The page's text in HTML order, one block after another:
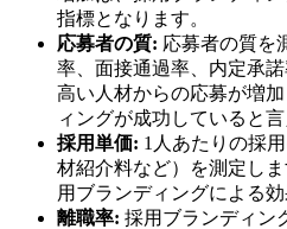
指標となります。
応募者の質: 応募者の質を
率、面接通過率、内定承
高い人材からの応募が増
ィングが成功していると言
採用単価: 1人あたりの採
材紹介料など）を測定し
用ブランディングによる効
離職率: 採用ブランディン